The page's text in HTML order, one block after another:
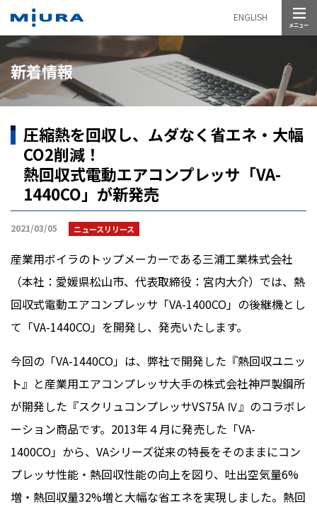
ENGLISH
新着情報
圧縮熱を回収し、ムダなく省エネ・大幅
CO2削減！
熱回収式電動エアコンプレッサ「VA-
1440CO」が新発売
2021/03/05 ニュースリリース
産業用ボイラのトップメーカーである三浦工業株式会社
（本社：愛媛県松山市、代表取締役：宮内大介）では、熱
回収式電動エアコンプレッサ「VA-1400CO」の後継機とし
て「VA-1440CO」を開発し、発売いたします。
今回の「VA-1440CO」は、弊社で開発した『熱回収ユニッ
ト』と産業用エアコンプレッサ大手の株式会社神戸製鋼所
が開発した『スクリュコンプレッサVS75A Ⅳ』のコラボレ
ーション商品です。2013年４月に発売した「VA-
1400CO」から、 VAシリーズ従来の特長をそのままにコン
プレッサ性能・熱回収性能の向上を図り、吐出空気量6%
増・熱回収量32%増と大幅な省エネを実現しました。熱回